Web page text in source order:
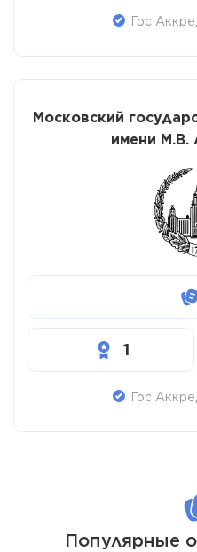
Гос
Московский
имени М.В.
1
Гос
Популярные